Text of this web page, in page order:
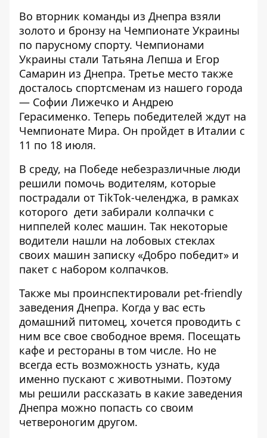
Во вторник команды из Днепра взяли
золото и бронзу на Чемпионате Украины
по парусному спорту. Чемпионами
Украины стали Татьяна Лепша и Егор
Самарин из Днепра. Третье место также
досталось спортсменам из нашего города
— Софии Лижечко и Андрею
Герасименко. Теперь победителей ждут на
Чемпионате Мира. Он пройдет в Италии с
11 по 18 июля.
В среду, на Победе небезразличные люди
решили помочь водителям, которые
пострадали от TikTok-челенджа, в рамках
которого дети забирали колпачки с
ниппелей колес машин. Так некоторые
водители нашли на лобовых стеклах
своих машин записку «Добро победит» и
пакет с набором колпачков.
Также мы проинспектировали pet-friendly
заведения Днепра. Когда у вас есть
домашний питомец, хочется проводить с
ним все свое свободное время. Посещать
кафе и рестораны в том числе. Но не
всегда есть возможность узнать, куда
именно пускают с животными. Поэтому
мы решили рассказать в какие заведения
Днепра можно попасть со своим
четвероногим другом.